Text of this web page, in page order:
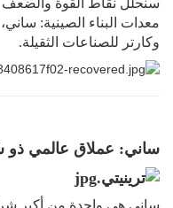
سنحلل نقاط القوة
وكارتر للصناعات الثقيلة.
ساني: عملاق عالمي ذو
ساني هي واحدة من أكبر